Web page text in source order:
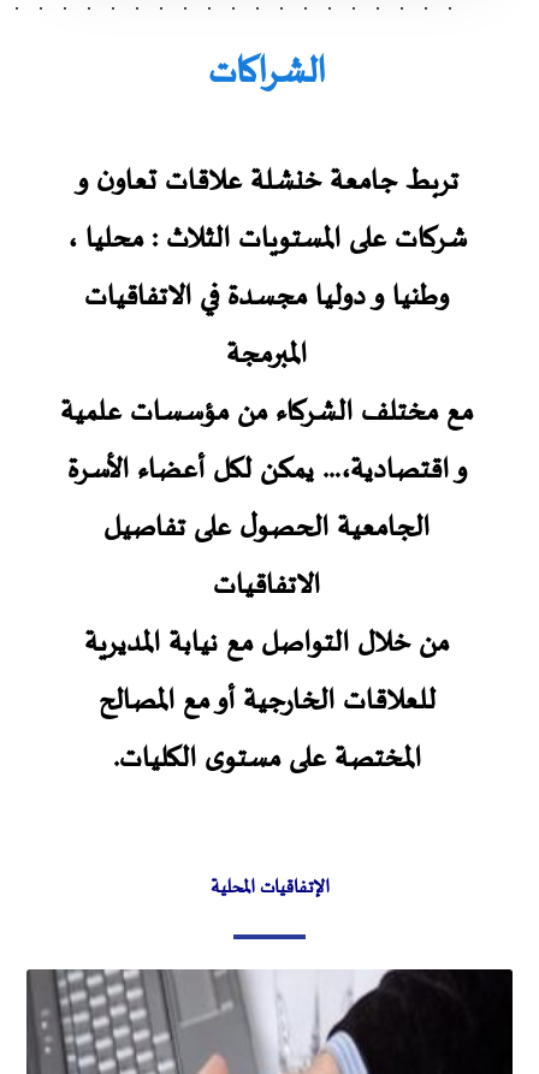
الشراكات
تربط جامعة خنشلة علاقات تعاون و
شركات على المستويات الثلاث : محليا ،
وطنيا و دوليا مجسدة في الاتفاقيات
المبرمجة
مع مختلف الشركاء من مؤسسات علمية
و اقتصادية،… يمكن لكل أعضاء الأسرة
الجامعية الحصول على تفاصيل
الاتفاقيات
من خلال التواصل مع نيابة المديرية
للعلاقات الخارجية أو مع المصالح
المختصة على مستوى الكليات.
الإتفاقيات المحلية